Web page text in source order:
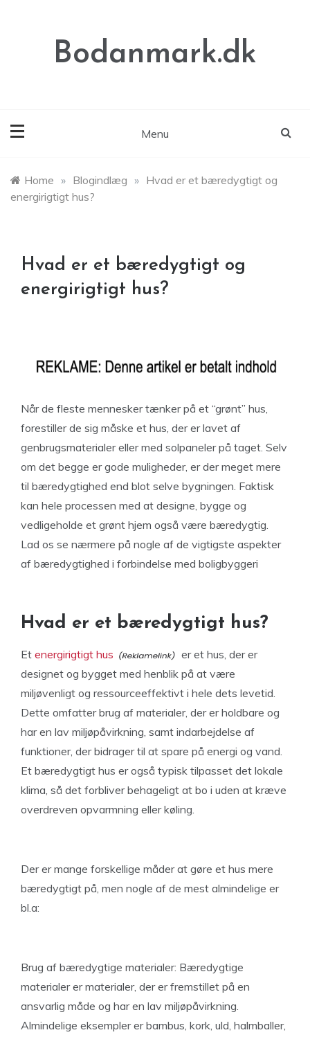
Bodanmark.dk
Menu
Home » Blogindlæg » Hvad er et bæredygtigt og
energirigtigt hus?
Hvad er et bæredygtigt og
energirigtigt hus?
Når de fleste mennesker tænker på et “grønt” hus,
forestiller de sig måske et hus, der er lavet af
genbrugsmaterialer eller med solpaneler på taget. Selv
om det begge er gode muligheder, er der meget mere
til bæredygtighed end blot selve bygningen. Faktisk
kan hele processen med at designe, bygge og
vedligeholde et grønt hjem også være bæredygtig.
Lad os se nærmere på nogle af de vigtigste aspekter
af bæredygtighed i forbindelse med boligbyggeri
Hvad er et bæredygtigt hus?
Et energirigtigt hus
er et hus, der er
designet og bygget med henblik på at være
miljøvenligt og ressourceeffektivt i hele dets levetid.
Dette omfatter brug af materialer, der er holdbare og
har en lav miljøpåvirkning, samt indarbejdelse af
funktioner, der bidrager til at spare på energi og vand.
Et bæredygtigt hus er også typisk tilpasset det lokale
klima, så det forbliver behageligt at bo i uden at kræve
overdreven opvarmning eller køling.
Der er mange forskellige måder at gøre et hus mere
bæredygtigt på, men nogle af de mest almindelige er
bl.a:
Brug af bæredygtige materialer: Bæredygtige
materialer er materialer, der er fremstillet på en
ansvarlig måde og har en lav miljøpåvirkning.
Almindelige eksempler er bambus, kork, uld, halmballer,